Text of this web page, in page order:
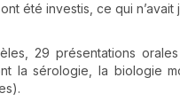
été investis, ce qui
29 présentations
la sérologie, la biologie